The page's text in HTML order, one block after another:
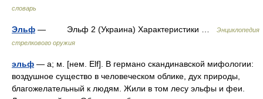
словарь
Эльф — Эльф 2 (Украина) Характеристики …
Энциклопедия
стрелкового оружия
эльф — а; м. [нем. Elf]. В германо скандинавской мифологии:
воздушное существо в человеческом облике, дух природы,
благожелательный к людям. Жили в том лесу эльфы и феи.